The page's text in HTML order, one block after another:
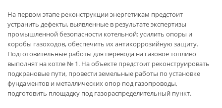
На первом этапе реконструкции энергетикам предстоит
устранить дефекты, выявленные в результате экспертизы
промышленной безопасности котельной: усилить опоры и
коробы газоходов, обеспечить их антикоррозийную защиту.
Подготовительные работы для перевода на газовое топливо
выполнят на котле № 1. На объекте предстоит реконструировать
подкрановые пути, провести земельные работы по установке
фундаментов и металлических опор под газопроводы,
подготовить площадку под газораспределительный пункт.